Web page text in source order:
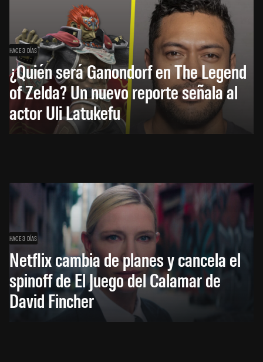
HACE 3 DÍAS
¿Quién será Ganondorf en The Legend
of Zelda? Un nuevo reporte señala al
actor Uli Latukefu
HACE 3 DÍAS
Netflix cambia de planes y cancela el
spinoff de El Juego del Calamar de
David Fincher